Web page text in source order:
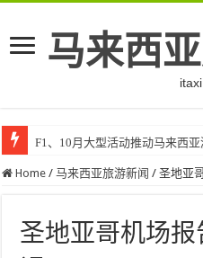
马来西
F1、10月大型活动推动马来西
Home / 马来西亚旅游新闻 / 圣地亚
圣地亚哥机场